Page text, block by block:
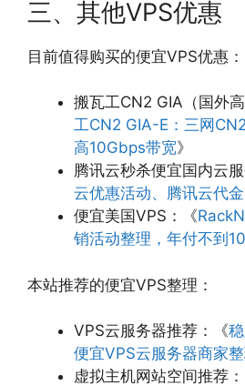
三、其他VPS优惠
目前值得购买的便宜VPS优惠：
搬瓦工CN2 GIA（国外
工CN2 GIA-E：三网
高10Gbps带宽》
腾讯云秒杀便宜国内云
云优惠活动、腾讯云代
便宜美国VPS：《
销活动整理，年付不到
本站推荐的便宜VPS整理：
VPS云服务器推荐：《
便宜VPS云服务器商家
虚拟主机网站空间推荐